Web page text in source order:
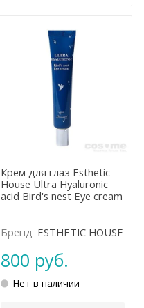
Крем для глаз Esthetic
House Ultra Hyaluronic
acid Bird's nest Eye cream
Бренд ESTHETIC HOUSE
800 руб.
Нет в наличии